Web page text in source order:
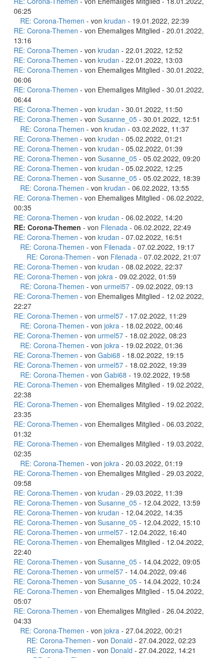
06:25
RE: Corona-Themen - von krudan - 19.01.2022, 22:39
RE: Corona-Themen - von Ehemaliges Mitglied - 20.01.2022,
13:16
RE: Corona-Themen - von krudan - 22.01.2022, 12:52
RE: Corona-Themen - von krudan - 22.01.2022, 13:03
RE: Corona-Themen - von Ehemaliges Mitglied - 30.01.2022,
06:06
RE: Corona-Themen - von Ehemaliges Mitglied - 30.01.2022,
06:44
RE: Corona-Themen - von krudan - 30.01.2022, 11:50
RE: Corona-Themen - von Susanne_05 - 30.01.2022, 12:51
RE: Corona-Themen - von krudan - 03.02.2022, 11:37
RE: Corona-Themen - von krudan - 05.02.2022, 01:21
RE: Corona-Themen - von krudan - 05.02.2022, 01:39
RE: Corona-Themen - von Susanne_05 - 05.02.2022, 09:20
RE: Corona-Themen - von krudan - 05.02.2022, 12:25
RE: Corona-Themen - von Susanne_05 - 05.02.2022, 18:39
RE: Corona-Themen - von krudan - 06.02.2022, 13:55
RE: Corona-Themen - von Ehemaliges Mitglied - 06.02.2022,
00:35
RE: Corona-Themen - von krudan - 06.02.2022, 14:20
RE: Corona-Themen - von Filenada - 06.02.2022, 22:49
RE: Corona-Themen - von krudan - 07.02.2022, 16:51
RE: Corona-Themen - von Filenada - 07.02.2022, 19:17
RE: Corona-Themen - von Filenada - 07.02.2022, 21:07
RE: Corona-Themen - von krudan - 08.02.2022, 22:37
RE: Corona-Themen - von jokra - 09.02.2022, 01:59
RE: Corona-Themen - von urmel57 - 09.02.2022, 09:13
RE: Corona-Themen - von Ehemaliges Mitglied - 12.02.2022,
22:27
RE: Corona-Themen - von urmel57 - 17.02.2022, 11:29
RE: Corona-Themen - von jokra - 18.02.2022, 00:46
RE: Corona-Themen - von urmel57 - 18.02.2022, 08:23
RE: Corona-Themen - von jokra - 19.02.2022, 01:36
RE: Corona-Themen - von Gabi68 - 18.02.2022, 19:15
RE: Corona-Themen - von urmel57 - 18.02.2022, 19:39
RE: Corona-Themen - von Gabi68 - 19.02.2022, 19:58
RE: Corona-Themen - von Ehemaliges Mitglied - 19.02.2022,
22:38
RE: Corona-Themen - von Ehemaliges Mitglied - 19.02.2022,
23:35
RE: Corona-Themen - von Ehemaliges Mitglied - 06.03.2022,
01:32
RE: Corona-Themen - von Ehemaliges Mitglied - 19.03.2022,
02:35
RE: Corona-Themen - von jokra - 20.03.2022, 01:19
RE: Corona-Themen - von Ehemaliges Mitglied - 29.03.2022,
09:58
RE: Corona-Themen - von krudan - 29.03.2022, 11:39
RE: Corona-Themen - von Susanne_05 - 12.04.2022, 13:59
RE: Corona-Themen - von krudan - 12.04.2022, 14:35
RE: Corona-Themen - von Susanne_05 - 12.04.2022, 15:10
RE: Corona-Themen - von urmel57 - 12.04.2022, 16:40
RE: Corona-Themen - von Ehemaliges Mitglied - 12.04.2022,
22:40
RE: Corona-Themen - von Susanne_05 - 14.04.2022, 09:05
RE: Corona-Themen - von urmel57 - 14.04.2022, 09:46
RE: Corona-Themen - von Susanne_05 - 14.04.2022, 10:24
RE: Corona-Themen - von Ehemaliges Mitglied - 15.04.2022,
05:07
RE: Corona-Themen - von Ehemaliges Mitglied - 26.04.2022,
04:33
RE: Corona-Themen - von jokra - 27.04.2022, 00:21
RE: Corona-Themen - von Donald - 27.04.2022, 02:23
RE: Corona-Themen - von Donald - 27.04.2022, 14:21